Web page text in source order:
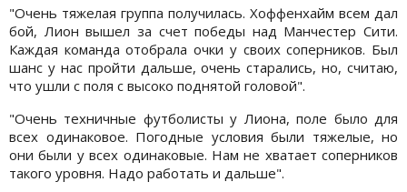
"Очень тяжелая группа получилась. Хоффенхайм всем дал
бой, Лион вышел за счет победы над Манчестер Сити.
Каждая команда отобрала очки у своих соперников. Был
шанс у нас пройти дальше, очень старались, но, считаю,
что ушли с поля с высоко поднятой головой".
"Очень техничные футболисты у Лиона, поле было для
всех одинаковое. Погодные условия были тяжелые, но
они были у всех одинаковые. Нам не хватает соперников
такого уровня. Надо работать и дальше".